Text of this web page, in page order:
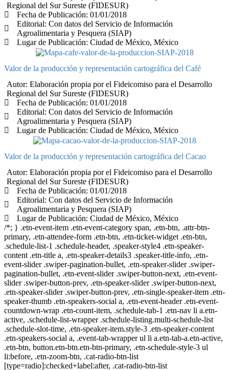
Regional del Sur Sureste (FIDESUR)
Fecha de Publicación: 01/01/2018
Editorial: Con datos del Servicio de Información
Agroalimentaria y Pesquera (SIAP)
Lugar de Publicación: Ciudad de México, México
Valor de la producción y representación cartográfica del Café
Autor: Elaboración propia por el Fideicomiso para el Desarrollo
Regional del Sur Sureste (FIDESUR)
Fecha de Publicación: 01/01/2018
Editorial: Con datos del Servicio de Información
Agroalimentaria y Pesquera (SIAP)
Lugar de Publicación: Ciudad de México, México
Valor de la producción y representación cartográfica del Cacao
Autor: Elaboración propia por el Fideicomiso para el Desarrollo
Regional del Sur Sureste (FIDESUR)
Fecha de Publicación: 01/01/2018
Editorial: Con datos del Servicio de Información
Agroalimentaria y Pesquera (SIAP)
Lugar de Publicación: Ciudad de México, México
/*; } .etn-event-item .etn-event-category span, .etn-btn, .attr-btn-
primary, .etn-attendee-form .etn-btn, .etn-ticket-widget .etn-btn,
.schedule-list-1 .schedule-header, .speaker-style4 .etn-speaker-
content .etn-title a, .etn-speaker-details3 .speaker-title-info, .etn-
event-slider .swiper-pagination-bullet, .etn-speaker-slider .swiper-
pagination-bullet, .etn-event-slider .swiper-button-next, .etn-event-
slider .swiper-button-prev, .etn-speaker-slider .swiper-button-next,
.etn-speaker-slider .swiper-button-prev, .etn-single-speaker-item .etn-
speaker-thumb .etn-speakers-social a, .etn-event-header .etn-event-
countdown-wrap .etn-count-item, .schedule-tab-1 .etn-nav li a.etn-
active, .schedule-list-wrapper .schedule-listing.multi-schedule-list
.schedule-slot-time, .etn-speaker-item.style-3 .etn-speaker-content
.etn-speakers-social a, .event-tab-wrapper ul li a.etn-tab-a.etn-active,
.etn-btn, button.etn-btn.etn-btn-primary, .etn-schedule-style-3 ul
li:before, .etn-zoom-btn, .cat-radio-btn-list
[type=radio]:checked+label:after, .cat-radio-btn-list